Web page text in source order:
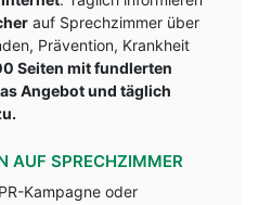
auf Sprechzimmer über
Prävention, Krankheit
Seiten mit fundlerten
Angebot und täglich
AUF SPRECHZIMMER
Kampagne oder